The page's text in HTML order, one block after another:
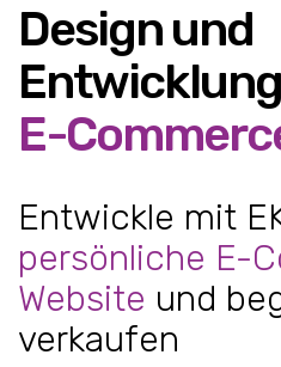
Design und
Entwicklung
E-
Entwickle mit
persönliche E-
Website und
verkaufen